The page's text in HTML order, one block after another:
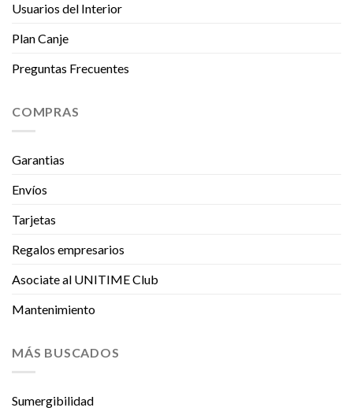
Usuarios del Interior
Plan Canje
Preguntas Frecuentes
COMPRAS
Garantias
Envíos
Tarjetas
Regalos empresarios
Asociate al UNITIME Club
Mantenimiento
MÁS BUSCADOS
Sumergibilidad